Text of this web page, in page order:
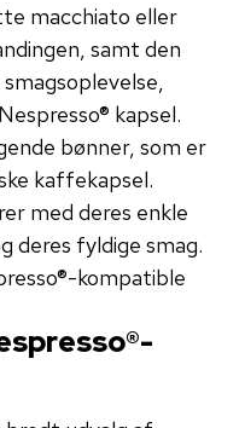
macchiato eller
samt den
kapsel.
bønner, som er
kaffekapsel.
med deres enkle
deres fyldige smag.
kompatible